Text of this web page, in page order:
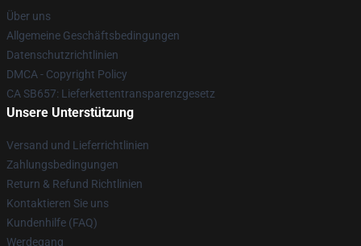
Über uns
Allgemeine Geschäftsbedingungen
Datenschutzrichtlinien
DMCA - Copyright Policy
CA SB657: Lieferkettentransparenzgesetz
Unsere Unterstützung
Versand und Lieferrichtlinien
Zahlungsbedingungen
Return & Refund Richtlinien
Kontaktieren Sie uns
Kundenhilfe (FAQ)
Werdegang